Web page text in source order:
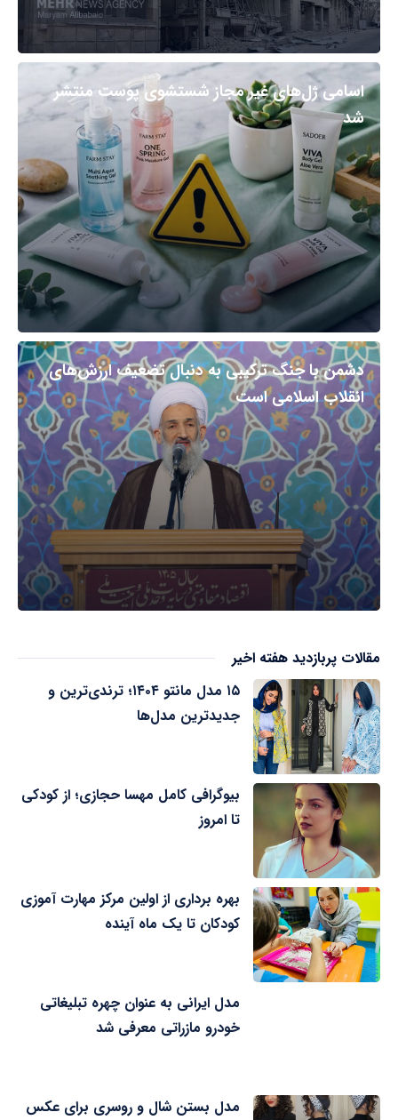
اسامی ژل‌های غیر مجاز شستشوی پوست منتشر
شد
دشمن با جنگ ترکیبی به دنبال تضعیف ارزش‌های
انقلاب اسلامی است
مقالات پربازدید هفته اخیر
۱۵ مدل مانتو ۱۴۰۴؛ ترندی‌ترین و
جدیدترین مدل‌ها
بیوگرافی کامل مهسا حجازی؛ از کودکی
تا امروز
بهره برداری از اولین مرکز مهارت آموزی
کودکان تا یک ماه آینده
مدل ایرانی به عنوان چهره تبلیغاتی
خودرو مازراتی معرفی شد
مدل بستن شال و روسری برای عکس